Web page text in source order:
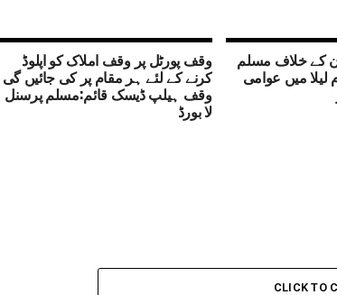
کے خلاف مسلم
لیلا میں عوامی
وقف پورٹل پر وقف املاک کو اپلوڈ
کرنے کے لئے ہر مقام پر کی جائیں گی
وقف ہیلپ ڈیسک قائم:مسلم پرسنل
لا بورڈ
CLICK TO